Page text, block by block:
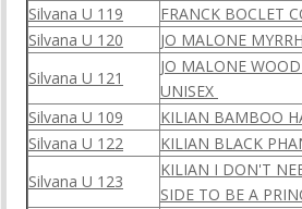
Silvana U 119
FRANCK BOCLET
Silvana U 120
JO MALONE
Silvana U 121
JO MALONE
UNISEX
Silvana U 109
KILIAN BAMBOO
Silvana U 122
KILIAN BLACK
Silvana U 123
KILIAN I DON'T
SIDE TO BE A